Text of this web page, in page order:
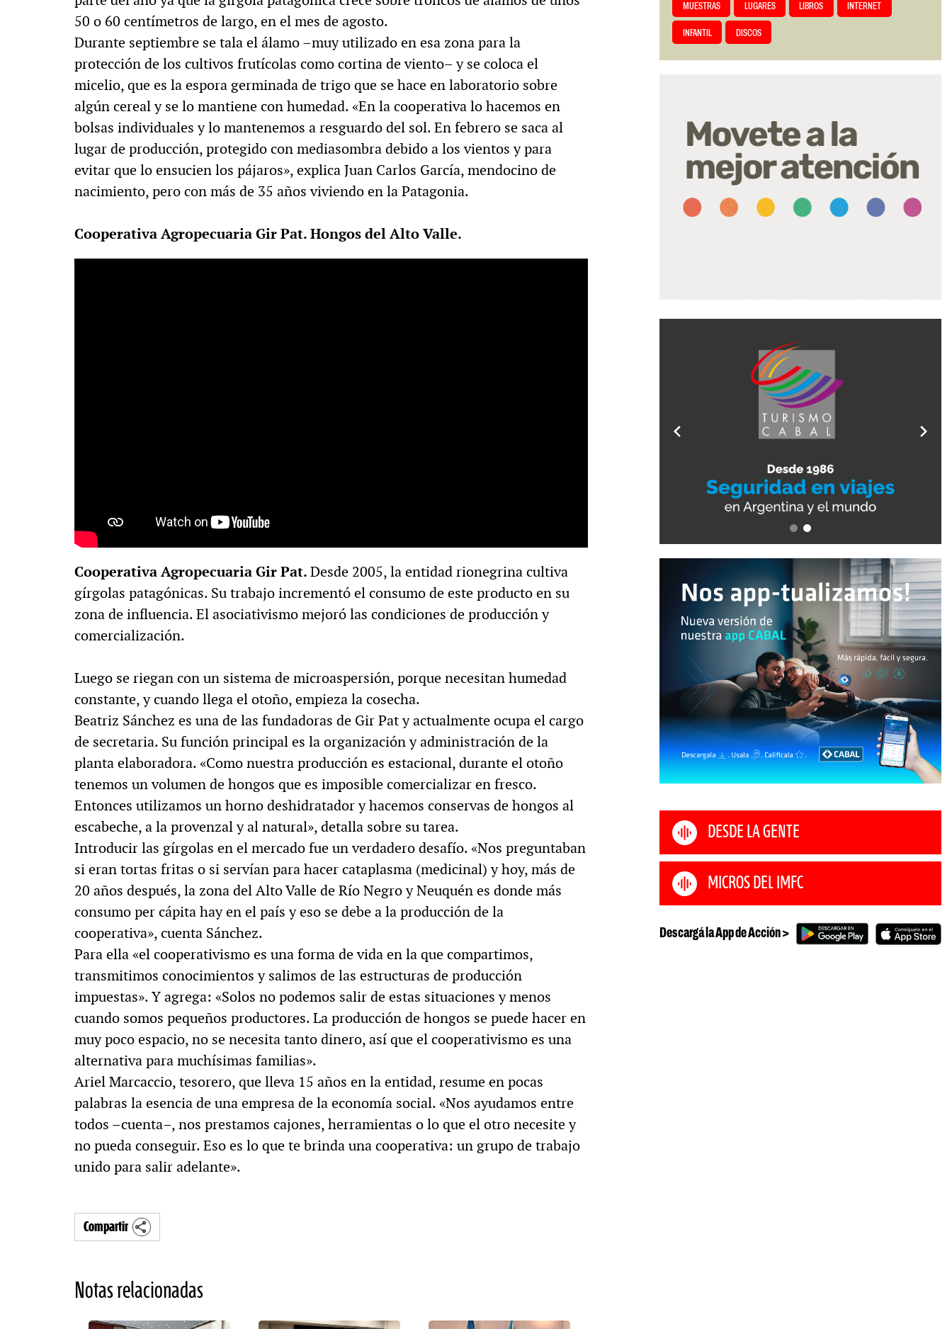
50 o 60 centímetros de largo, en el mes de agosto.
Durante septiembre se tala el álamo –muy utilizado en esa zona para la
protección de los cultivos frutícolas como cortina de viento– y se coloca el
micelio, que es la espora germinada de trigo que se hace en laboratorio sobre
algún cereal y se lo mantiene con humedad. «En la cooperativa lo hacemos en
bolsas individuales y lo mantenemos a resguardo del sol. En febrero se saca al
lugar de producción, protegido con mediasombra debido a los vientos y para
evitar que lo ensucien los pájaros», explica Juan Carlos García, mendocino de
nacimiento, pero con más de 35 años viviendo en la Patagonia.
Cooperativa Agropecuaria Gir Pat. Hongos del Alto Valle.
Cooperativa Agropecuaria Gir Pat.Desde 2005, la entidad rionegrina cultiva
gírgolas patagónicas. Su trabajo incrementó el consumo de este producto en su
zona de influencia. El asociativismo mejoró las condiciones de producción y
comercialización.
Luego se riegan con un sistema de microaspersión, porque necesitan humedad
constante, y cuando llega el otoño, empieza la cosecha.
Beatriz Sánchez es una de las fundadoras de Gir Pat y actualmente ocupa el cargo
de secretaria. Su función principal es la organización y administración de la
planta elaboradora. «Como nuestra producción es estacional, durante el otoño
tenemos un volumen de hongos que es imposible comercializar en fresco.
Entonces utilizamos un horno deshidratador y hacemos conservas de hongos al
escabeche, a la provenzal y al natural», detalla sobre su tarea.
Introducir las gírgolas en el mercado fue un verdadero desafío. «Nos preguntaban
si eran tortas fritas o si servían para hacer cataplasma (medicinal) y hoy, más de
20 años después, la zona del Alto Valle de Río Negro y Neuquén es donde más
consumo per cápita hay en el país y eso se debe a la producción de la
cooperativa», cuenta Sánchez.
Para ella «el cooperativismo es una forma de vida en la que compartimos,
transmitimos conocimientos y salimos de las estructuras de producción
impuestas». Y agrega: «Solos no podemos salir de estas situaciones y menos
cuando somos pequeños productores. La producción de hongos se puede hacer en
muy poco espacio, no se necesita tanto dinero, así que el cooperativismo es una
alternativa para muchísimas familias».
Ariel Marcaccio, tesorero, que lleva 15 años en la entidad, resume en pocas
palabras la esencia de una empresa de la economía social. «Nos ayudamos entre
todos –cuenta–, nos prestamos cajones, herramientas o lo que el otro necesite y
no pueda conseguir. Eso es lo que te brinda una cooperativa: un grupo de trabajo
unido para salir adelante».
Compartir
Notas relacionadas
MUESTRAS LUGARES LIBROS INTERNET
INFANTIL DISCOS
DESDE LA GENTE
MICROS DEL IMFC
Descargá la App de Acción >